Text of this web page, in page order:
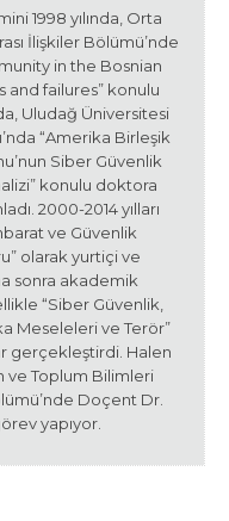
1998 yılında, Orta
İlişkiler Bölümü’nde
in the Bosnian
and failures” konulu
Uludağ Üniversitesi
“Amerika Birleşik
Siber Güvenlik
konulu doktora
2000-2014 yılları
ve Güvenlik
olarak yurtiçi ve
sonra akademik
“Siber Güvenlik,
Meseleleri ve Terör”
gerçekleştirdi. Halen
ve Toplum Bilimleri
Doçent Dr.
yapıyor.